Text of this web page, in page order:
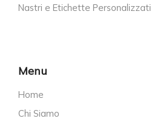
Nastri e Etichette Personalizzati
Menu
Home
Chi Siamo